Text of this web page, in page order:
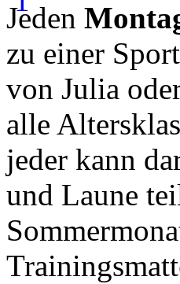
Jeden
zu einer
von Julia
alle
jeder kann
und Laune